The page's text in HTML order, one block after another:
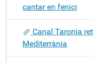
cantar en fenici
Canal Taronja
Mediterrània